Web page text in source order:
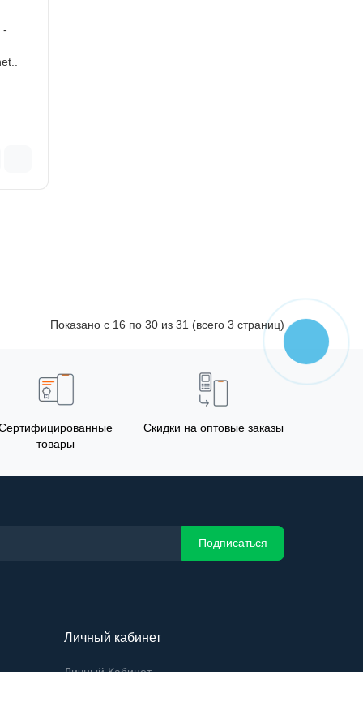
-
Показано с 16 по 30 из 31 (всего 3 страниц)
товары
Скидки на оптовые заказы
Подписаться
Личный кабинет
Личный Кабинет